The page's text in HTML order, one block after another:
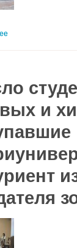
и